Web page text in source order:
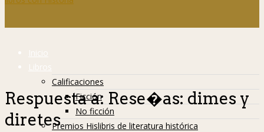
Inicio
Libros
Calificaciones
Ficción
No ficción
Premios Hislibris de literatura histórica
Respuesta a: Rese�as: dimes y
diretes